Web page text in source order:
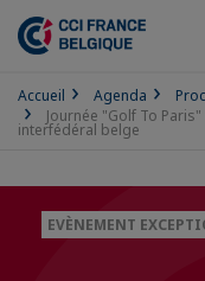
Accueil Agenda
Journée "Golf To
interfédéral belge
EVÈNEMENT